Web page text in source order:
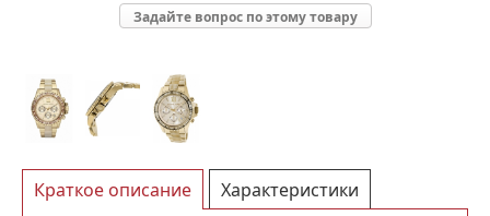
Задайте вопрос по этому товару
Краткое описание
Характеристики